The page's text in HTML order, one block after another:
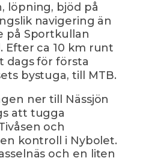
löpning, bjöd på
navigering än
på Sportkullan
Efter ca 10 km runt
dags för första
bystuga, till MTB.
ner till Nässjön
att tugga
och
kontroll i Nybolet.
och en liten